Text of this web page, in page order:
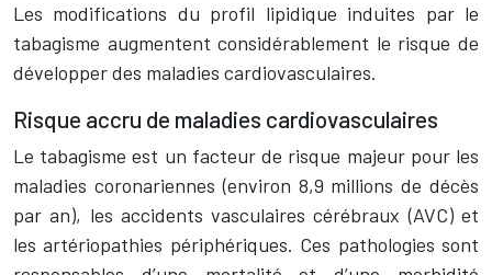
Les modifications du profil lipidique induites par le
tabagisme augmentent considérablement le risque de
développer des maladies cardiovasculaires.
Risque accru de maladies cardiovasculaires
Le tabagisme est un facteur de risque majeur pour les
maladies coronariennes (environ 8,9 millions de décès
par an), les accidents vasculaires cérébraux (AVC) et
les artériopathies périphériques. Ces pathologies sont